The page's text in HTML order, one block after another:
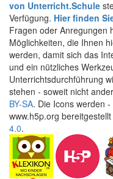
von Unterricht.Schule
Verfügung. Hier finden
Fragen oder Anregungen
Möglichkeiten, die Ihnen
werden, damit sich das
und ein nützliches
Unterrichtsdurchführung
stehen - soweit nicht
BY-SA. Die Icons werden
www.h5p.org
4.0.